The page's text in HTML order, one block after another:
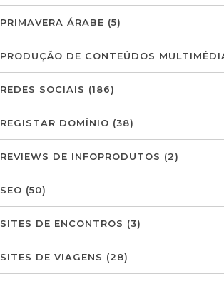
PRIMAVERA ÁRABE (5)
PRODUÇÃO DE CONTEÚDOS
REDES SOCIAIS (186)
REGISTAR DOMÍNIO (38)
REVIEWS DE INFOPRODUTOS (2)
SEO (50)
SITES DE ENCONTROS (3)
SITES DE VIAGENS (28)